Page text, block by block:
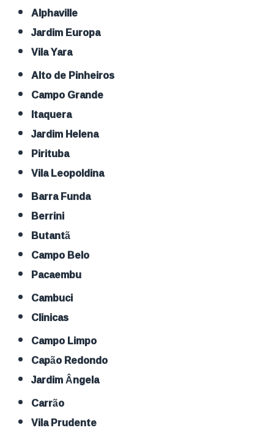
Alphaville
Jardim Europa
Vila Yara
Alto de Pinheiros
Campo Grande
Itaquera
Jardim Helena
Pirituba
Vila Leopoldina
Barra Funda
Berrini
Butantã
Campo Belo
Pacaembu
Cambuci
Clinicas
Campo Limpo
Capão Redondo
Jardim Ângela
Carrão
Vila Prudente